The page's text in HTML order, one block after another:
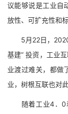
议能够说是工业自
放性、可扩充性和
5月22日，2020
基建” 投资，工业
业渡过难关，都做
业，树根互联也对
随着工业4．0和